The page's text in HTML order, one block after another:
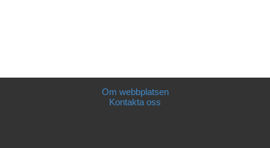
Om webbplatsen
Kontakta oss